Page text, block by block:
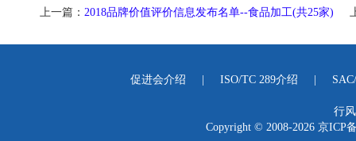
上一篇： 2018品牌价值评价信息发布名单--食品加工(共25家)
促进会介绍 ISO/TC 289介绍
行
Copyright © 2008-2026 京ICP